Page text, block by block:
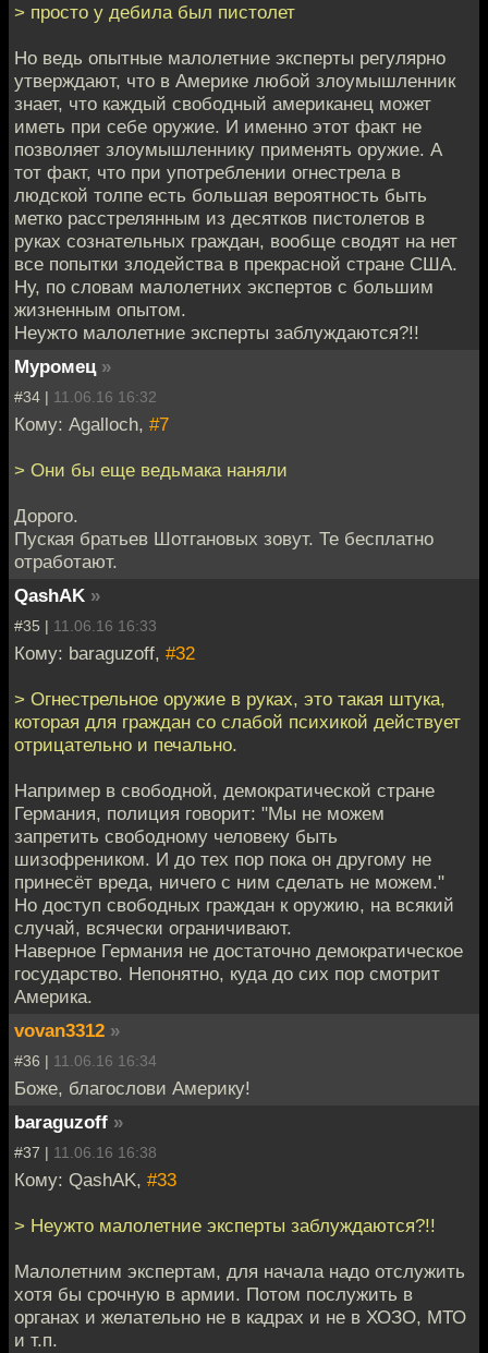
> просто у дебила был пистолет
Но ведь опытные малолетние эксперты регулярно
утверждают, что в Америке любой злоумышленник
знает, что каждый свободный американец может
иметь при себе оружие. И именно этот факт не
позволяет злоумышленнику применять оружие. А
тот факт, что при употреблении огнестрела в
людской толпе есть большая вероятность быть
метко расстрелянным из десятков пистолетов в
руках сознательных граждан, вообще сводят на нет
все попытки злодейства в прекрасной стране США.
Ну, по словам малолетних экспертов с большим
жизненным опытом.
Неужто малолетние эксперты заблуждаются?!!
Муромец »
#34 | 11.06.16 16:32
Кому: Agalloch, #7
> Они бы еще ведьмака наняли
Дорого.
Пуская братьев Шотгановых зовут. Те бесплатно
отработают.
QashAK »
#35 | 11.06.16 16:33
Кому: baraguzoff, #32
> Огнестрельное оружие в руках, это такая штука,
которая для граждан со слабой психикой действует
отрицательно и печально.
Например в свободной, демократической стране
Германия, полиция говорит: "Мы не можем
запретить свободному человеку быть
шизофреником. И до тех пор пока он другому не
принесёт вреда, ничего с ним сделать не можем."
Но доступ свободных граждан к оружию, на всякий
случай, всячески ограничивают.
Наверное Германия не достаточно демократическое
государство. Непонятно, куда до сих пор смотрит
Америка.
vovan3312 »
#36 | 11.06.16 16:34
Боже, благослови Америку!
baraguzoff »
#37 | 11.06.16 16:38
Кому: QashAK, #33
> Неужто малолетние эксперты заблуждаются?!!
Малолетним экспертам, для начала надо отслужить
хотя бы срочную в армии. Потом послужить в
органах и желательно не в кадрах и не в ХОЗО, МТО
и т.п.